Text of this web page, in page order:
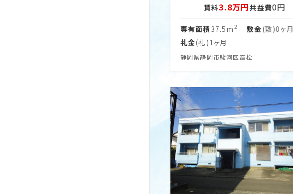
賃料3.8万円共益費0円
専有面積37.5m 2 敷金(敷)0ヶ月
礼金(礼)1ヶ月
静岡県静岡市駿河区高松